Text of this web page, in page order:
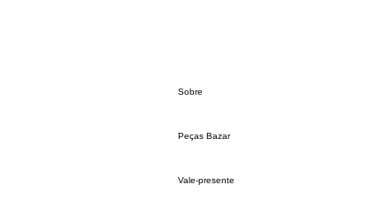
Sobre
Peças Bazar
Vale-presente